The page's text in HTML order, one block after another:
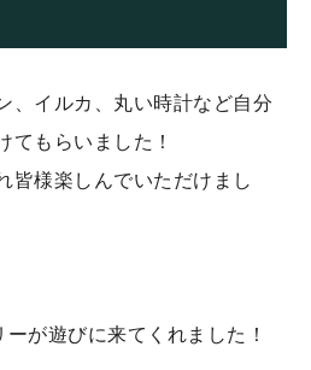
、イルカ、丸い時計など自分
てもらいました！
皆様楽しんでいただけまし
が遊びに来てくれました！